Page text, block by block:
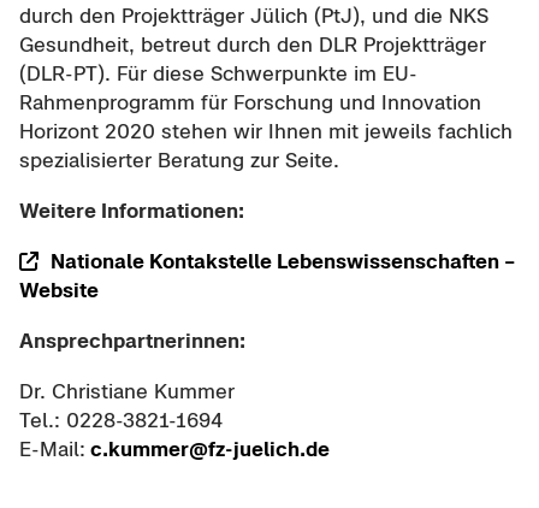
durch den Pro­jekt­trä­ger Jü­lich (PtJ), und die NKS
Ge­sund­heit, be­treut durch den DLR Pro­jekt­trä­ger
(DLR-​PT). Für diese Schwer­punk­te im EU-​
Rahmenprogramm für For­schung und In­no­va­ti­on
Ho­ri­zont 2020 ste­hen wir Ihnen mit je­weils fach­lich
spe­zia­li­sier­ter Be­ra­tung zur Seite.
Wei­te­re In­for­ma­tio­nen:
Na­tio­na­le Kon­tak­stel­le Le­bens­wis­sen­schaf­ten –
Web­site
An­sprech­part­ne­rin­nen:
Dr. Chris­tia­ne Kum­mer
Tel.: 0228-​3821-1694
E-​Mail: c.kum­mer@fz-​juelich.de